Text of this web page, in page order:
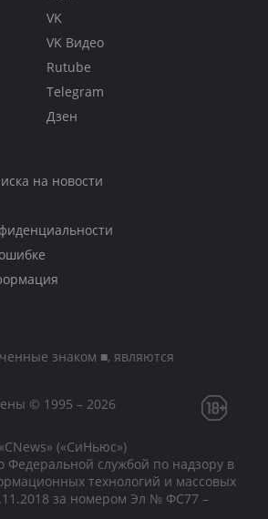
VK
VK Видео
Rutube
Telegram
Дзен
на новости
знаком ■, являются
© 1995 – 2026
(«СиНьюс»)
Федеральной службой по надзору в
технологий и массовых
за номером Эл № ФС77 –